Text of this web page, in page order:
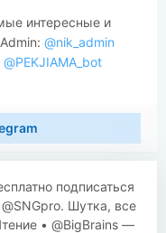
интересные и
@nik_admin
@PEKJIAMA_bot
подписаться
Шутка, все
• @BigBrains —